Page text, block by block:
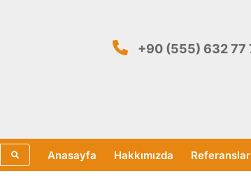
+90 (555) 632 77
Anasayfa Hakkımızda Referanslar